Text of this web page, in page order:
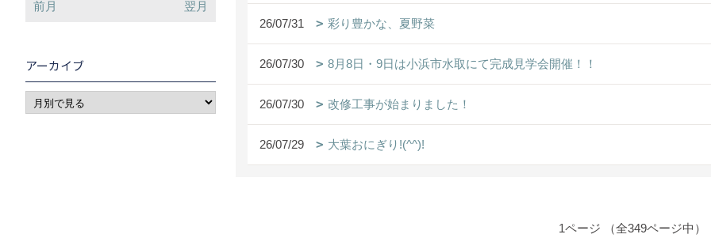
26/07/31 彩り豊かな、夏野菜
26/07/30 8月8日・9日は小浜市水取にて完成見学会開催！！
26/07/30 改修工事が始まりました！
26/07/29 大葉おにぎり!(^^)!
1ページ （全349ページ中）
前月 翌月
アーカイブ